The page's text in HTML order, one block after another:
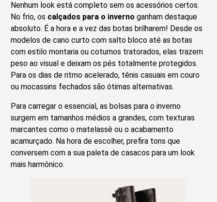
Nenhum look está completo sem os acessórios certos.
No frio, os calçados para o invernoganham destaque
absoluto. É a hora e a vez das botas brilharem! Desde os
modelos de cano curto com salto bloco até as botas
com estilo montaria ou coturnos tratorados, elas trazem
peso ao visual e deixam os pés totalmente protegidos.
Para os dias de ritmo acelerado, tênis casuais em couro
ou mocassins fechados são ótimas alternativas.
Para carregar o essencial, as bolsas para o inverno
surgem em tamanhos médios a grandes, com texturas
marcantes como o matelassê ou o acabamento
acamurçado. Na hora de escolher, prefira tons que
conversem com a sua paleta de casacos para um look
mais harmônico.